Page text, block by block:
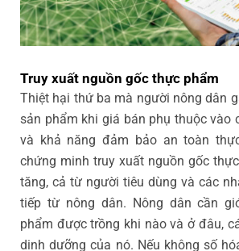
Truy xuất nguồn gốc thực phẩm
Thiệt hại thứ ba mà người nông dân
sản phẩm khi giá bán phụ thuộc vào
và khả năng đảm bảo an toàn
chứng minh truy xuất nguồn gốc
tăng, cả từ người tiêu dùng và các
tiếp từ nông dân. Nông dân cần
phẩm được trồng khi nào và ở đâu,
dinh dưỡng của nó. Nếu không số